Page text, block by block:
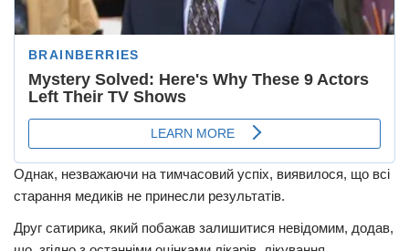
Однак, незважаючи на тимчасовий успіх, виявилося, що всі
старання медиків не принесли результатів.
Друг сатирика, який побажав залишитися невідомим, додав,